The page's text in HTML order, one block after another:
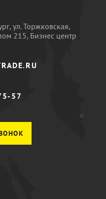
ул. Торжковская,
215, Бизнес центр
57